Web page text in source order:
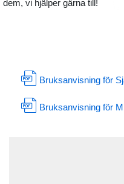
dem, vi hjälper gärna till!
Bruksanvisning för
Bruksanvisning för